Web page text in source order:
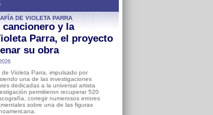
DE VIOLETA PARRA
y la
Parra, el proyecto
su obra
Violeta Parra, impulsado por
una de las investigaciones
dedicadas a la universal artista
permitieron recuperar 520
corregir numerosos errores
sobre una de las figuras